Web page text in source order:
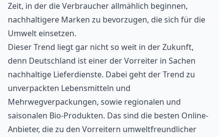
Zeit, in der die Verbraucher allmählich beginnen,
nachhaltigere Marken zu bevorzugen, die sich für die
Umwelt einsetzen.
Dieser Trend liegt gar nicht so weit in der Zukunft,
denn Deutschland ist einer der Vorreiter in Sachen
nachhaltige Lieferdienste. Dabei geht der Trend zu
unverpackten Lebensmitteln und
Mehrwegverpackungen, sowie regionalen und
saisonalen Bio-Produkten. Das sind die besten Online-
Anbieter, die zu den Vorreitern umweltfreundlicher